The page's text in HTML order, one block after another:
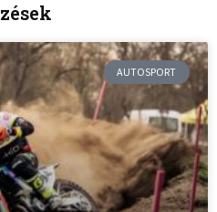
AUTOSPORT